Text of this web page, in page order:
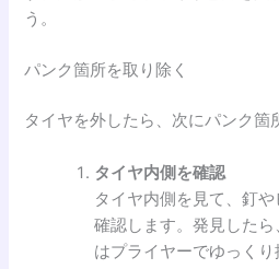
う。
パンク箇所を取り除く
タイヤを外したら、次にパンク箇
タイヤ内側を確認
タイヤ内側を見て、釘
確認します。発見した
はプライヤーでゆっくり